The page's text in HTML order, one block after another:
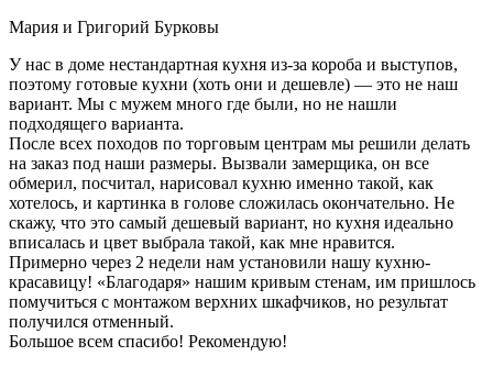
Мария и Григорий Бурковы
У нас в доме нестандартная кухня из-за короба и выступов,
поэтому готовые кухни (хоть они и дешевле) — это не наш
вариант. Мы с мужем много где были, но не нашли
подходящего варианта.
После всех походов по торговым центрам мы решили делать
на заказ под наши размеры. Вызвали замерщика, он все
обмерил, посчитал, нарисовал кухню именно такой, как
хотелось, и картинка в голове сложилась окончательно. Не
скажу, что это самый дешевый вариант, но кухня идеально
вписалась и цвет выбрала такой, как мне нравится.
Примерно через 2 недели нам установили нашу кухню-
красавицу! «Благодаря» нашим кривым стенам, им пришлось
помучиться с монтажом верхних шкафчиков, но результат
получился отменный.
Большое всем спасибо! Рекомендую!